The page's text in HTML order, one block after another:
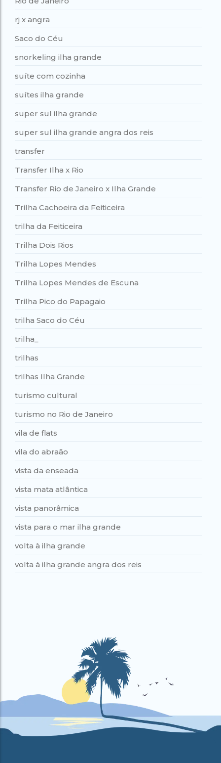
rj x angra
Saco do Céu
snorkeling ilha grande
suíte com cozinha
suítes ilha grande
super sul ilha grande
super sul ilha grande angra dos reis
transfer
Transfer Ilha x Rio
Transfer Rio de Janeiro x Ilha Grande
Trilha Cachoeira da Feiticeira
trilha da Feiticeira
Trilha Dois Rios
Trilha Lopes Mendes
Trilha Lopes Mendes de Escuna
Trilha Pico do Papagaio
trilha Saco do Céu
trilha_
trilhas
trilhas Ilha Grande
turismo cultural
turismo no Rio de Janeiro
vila de flats
vila do abraão
vista da enseada
vista mata atlântica
vista panorâmica
vista para o mar ilha grande
volta à ilha grande
volta à ilha grande angra dos reis